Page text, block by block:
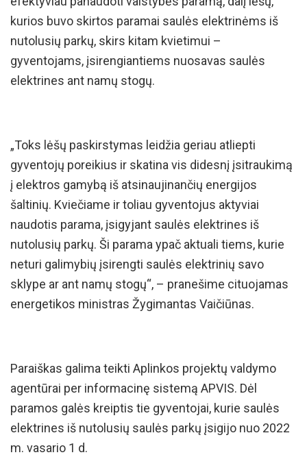
kurios buvo skirtos paramai saulės elektrinėms iš
nutolusių parkų, skirs kitam kvietimui –
gyventojams, įsirengiantiems nuosavas saulės
elektrines ant namų stogų.
„Toks lėšų paskirstymas leidžia geriau atliepti
gyventojų poreikius ir skatina vis didesnį įsitraukimą
į elektros gamybą iš atsinaujinančių energijos
šaltinių. Kviečiame ir toliau gyventojus aktyviai
naudotis parama, įsigyjant saulės elektrines iš
nutolusių parkų. Ši parama ypač aktuali tiems, kurie
neturi galimybių įsirengti saulės elektrinių savo
sklype ar ant namų stogų“, – pranešime cituojamas
energetikos ministras Žygimantas Vaičiūnas.
Paraiškas galima teikti Aplinkos projektų valdymo
agentūrai per informacinę sistemą APVIS. Dėl
paramos galės kreiptis tie gyventojai, kurie saulės
elektrines iš nutolusių saulės parkų įsigijo nuo 2022
m. vasario 1 d.